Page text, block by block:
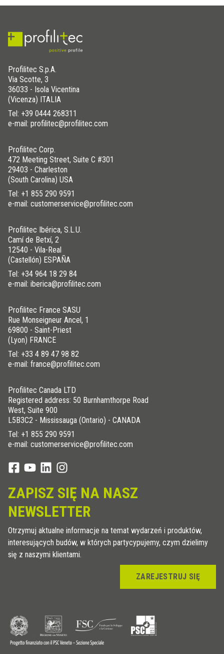
Profilitec S.p.A.
Via Scotte, 3
36033 - Isola Vicentina
(Vicenza) ITALIA
Tel: +39 0444 268311
e-mail: profilitec@profilitec.com
Profilitec Corp.
472 Meeting Street, Suite C #301
29403 - Charleston
(South Carolina) USA
Tel: +1 855 290 9591
e-mail: customerservice@profilitec.com
Profilitec Ibérica, S.L.U.
Camí de Betxí, 2
12540 - Vila-Real
(Castellón) ESPAÑA
Tel: +34 964 18 29 84
e-mail: iberica@profilitec.com
Profilitec France SASU
Rue Monseigneur Ancel, 1
69800 - Saint-Priest
(Lyon) FRANCE
Tel: +33 4 89 47 98 82
e-mail: france@profilitec.com
Profilitec Canada LTD
Registered address: 50 Burnhamthorpe Road
West, Suite 900
L5B3C2 - Mississauga (Ontario) - CANADA
Tel: +1 855 290 9591
e-mail: customerservice@profilitec.com
ZAPISZ SIĘ NA NASZ
NEWSLETTER
Otrzymuj aktualne informacje na temat wydarzeń i produktów,
interesujących budów, w których partycypujemy, czym dzielimy
się z naszymi klientami.
ZAREJESTRUJ SIĘ